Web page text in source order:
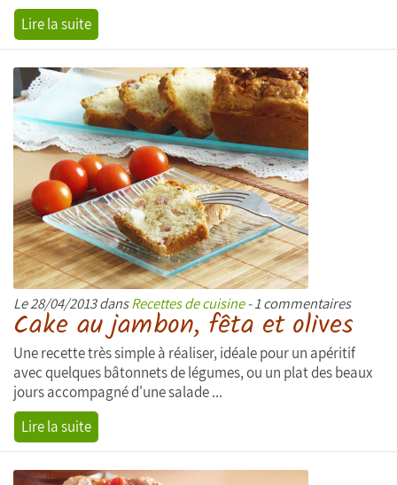
Lire la suite
Le 28/04/2013 dansRecettes de cuisine- 1 commentaires
Cake au jambon, fêta et olives
Une recette très simple à réaliser, idéale pour un apéritif
avec quelques bâtonnets de légumes, ou un plat des beaux
jours accompagné d'une salade ...
Lire la suite